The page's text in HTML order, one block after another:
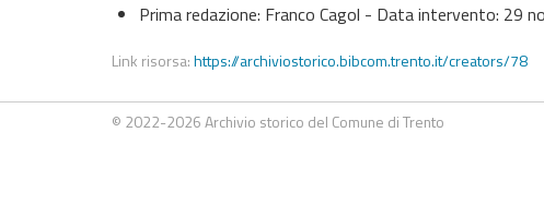
Prima redazione: Franco Cagol - Data intervento: 29
Link risorsa:https://archiviostorico.bibcom.trento.it/creators/78
© 2022-2026 Archivio storico del Comune di Trento